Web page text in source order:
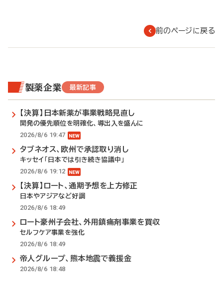
前のページに戻る
製薬企業 最新記事
【決算】日本新薬が事業戦略見直し
開発の優先順位を明確化、導出入を盛んに
2026/8/6 19:47
タブネオス、欧州で承認取り消し
キッセイ「日本では引き続き協議中」
2026/8/6 19:12
【決算】ロート、通期予想を上方修正
日本やアジアなど好調
2026/8/6 18:49
ロート豪州子会社、外用鎮痛剤事業を買収
セルフケア事業を強化
2026/8/6 18:49
帝人グループ、熊本地震で義援金
2026/8/6 18:48